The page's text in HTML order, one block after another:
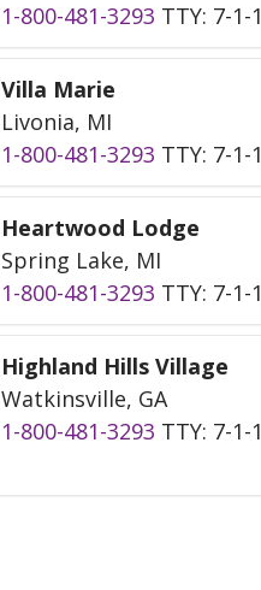
1-800-481-3293 TTY: 7-1-1
Villa Marie
Livonia, MI
1-800-481-3293 TTY: 7-1-1
Heartwood Lodge
Spring Lake, MI
1-800-481-3293 TTY: 7-1-1
Highland Hills Village
Watkinsville, GA
1-800-481-3293 TTY: 7-1-1